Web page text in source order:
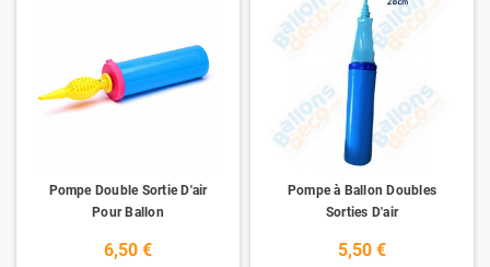
Pompe Double Sortie D'air
Pour Ballon
6,50 €
Pompe à Ballon Doubles
Sorties D'air
5,50 €